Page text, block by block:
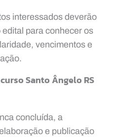
interessados deverão
para conhecer os
vencimentos e
Santo Ângelo RS
concluída, a
e publicação